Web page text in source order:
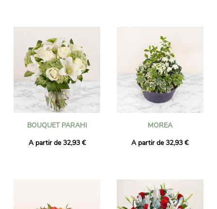
BOUQUET PARAHI
A partir de 32,93 €
MOREA
A partir de 32,93 €